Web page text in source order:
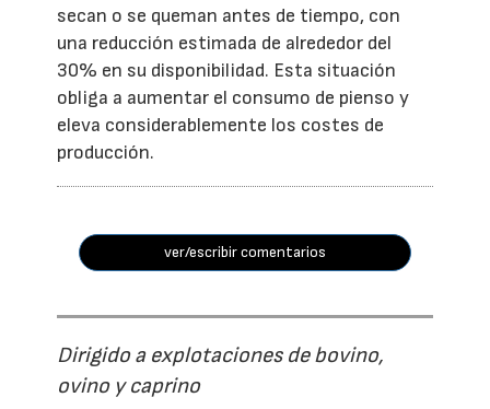
secan o se queman antes de tiempo, con
una reducción estimada de alrededor del
30% en su disponibilidad. Esta situación
obliga a aumentar el consumo de pienso y
eleva considerablemente los costes de
producción.
ver/escribir comentarios
Dirigido a explotaciones de bovino,
ovino y caprino